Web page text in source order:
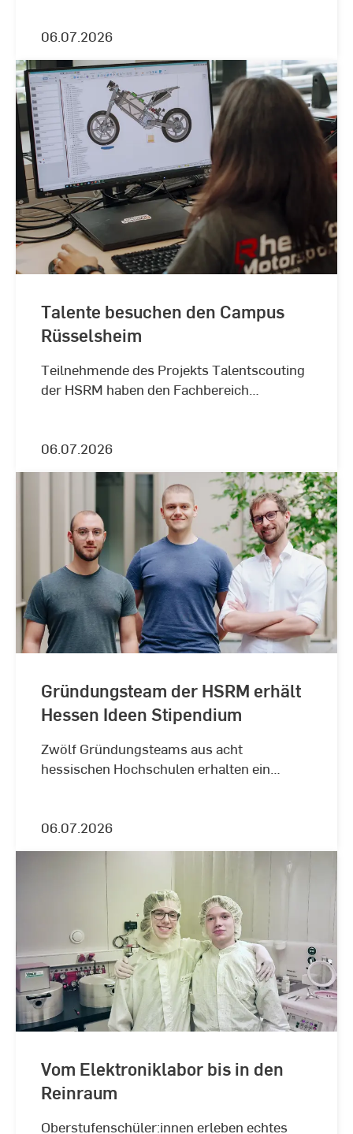
06.07.2026
Talente besuchen den Campus
Rüsselsheim
Teilnehmende des Projekts Talentscouting
der HSRM haben den Fachbereich
06.07.2026
Gründungsteam der HSRM erhält
Hessen Ideen Stipendium
Zwölf Gründungsteams aus acht
hessischen Hochschulen erhalten ein
finanziellen Förderung und einem
intensiven Workshop- und
Coachingprogramm bei der Ausarbeitung
ihrer Geschäftsidee unterstützt.
06.07.2026
Vom Elektroniklabor bis in den
Reinraum
Oberstufenschüler:innen erleben echtes